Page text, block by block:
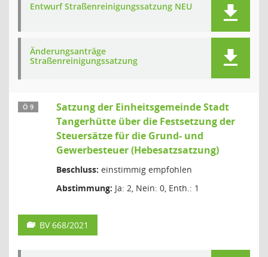
Entwurf Straßenreinigungssatzung NEU
Änderungsanträge
Straßenreinigungssatzung
Ö 9
Satzung der Einheitsgemeinde Stadt
Tangerhütte über die Festsetzung der
Steuersätze für die Grund- und
Gewerbesteuer (Hebesatzsatzung)
Beschluss: einstimmig empfohlen
Abstimmung: Ja: 2, Nein: 0, Enth.: 1
BV 668/2021